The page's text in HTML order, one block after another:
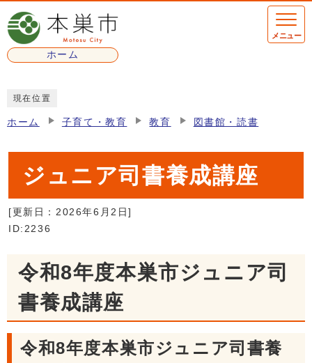
ページの先頭です
ホーム
メニュー
現在位置
ホーム 子育て・教育 教育 図書館・読書
ジュニア司書養成講座
[更新日： 2026年6月2日]
ID:2236
令和8年度本巣市ジュニア司
書養成講座
令和8年度本巣市ジュニア司書養